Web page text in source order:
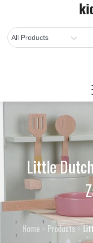
content
Little
Home Products